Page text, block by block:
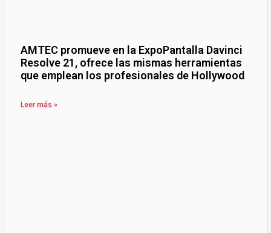
AMTEC promueve en la ExpoPantalla Davinci
Resolve 21, ofrece las mismas herramientas
que emplean los profesionales de Hollywood
Leer más »